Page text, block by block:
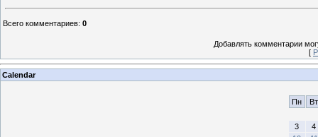
Всего комментариев: 0
Добавлять комментарии
[
Calendar
Пн Вт
3
4